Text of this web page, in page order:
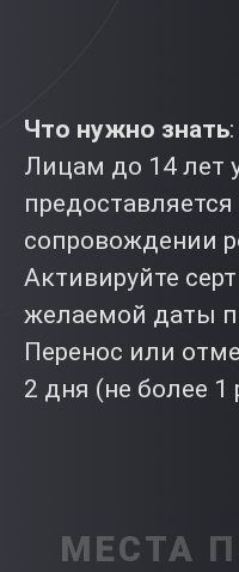
Что нужно знать:
Лицам до 14 лет
сопровождении
Активируйте
желаемой даты
Перенос или
2 дня (не более 1
МЕСТА